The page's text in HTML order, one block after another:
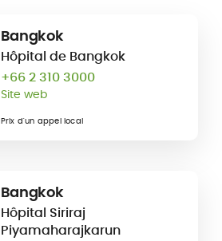
Bangkok
Hôpital de Bangkok
+66 2 310 3000
Site web
Prix d'un appel local
Bangkok
Hôpital Siriraj
Piyamaharajkarun